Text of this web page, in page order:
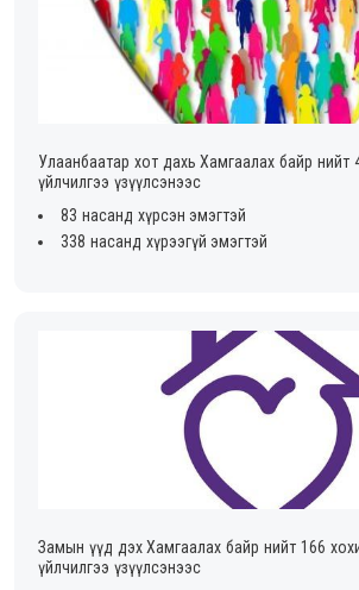
Улаанбаатар хот дахь Хамгаалах байр нийт
үйлчилгээ үзүүлсэнээс
83 насанд хүрсэн эмэгтэй
338 насанд хүрээгүй эмэгтэй
Замын үүд дэх Хамгаалах байр нийт 166
үйлчилгээ үзүүлсэнээс